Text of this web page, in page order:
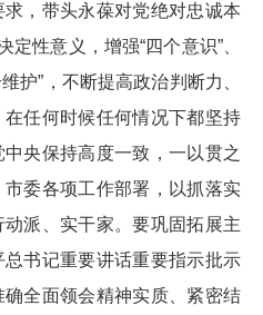
，带头永葆对党绝对忠诚本
定性意义，增强“四个意识”、
护”，不断提高政治判断力、
任何时候任何情况下都坚持
央保持高度一致，一以贯之
委各项工作部署，以抓落实
派、实干家。要巩固拓展主
书记重要讲话重要指示批示
全面领会精神实质、紧密结